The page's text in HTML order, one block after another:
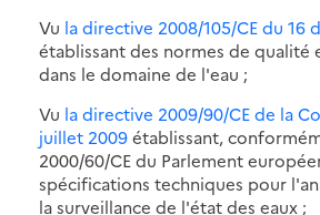
Vu la directive 2008/105/CE du 16
établissant des normes de qualité
dans le domaine de l'eau ;
Vu la directive 2009/90/CE de la
juillet 2009établissant,
2000/60/CE du Parlement
spécifications techniques pour
la surveillance de l'état des eaux ;